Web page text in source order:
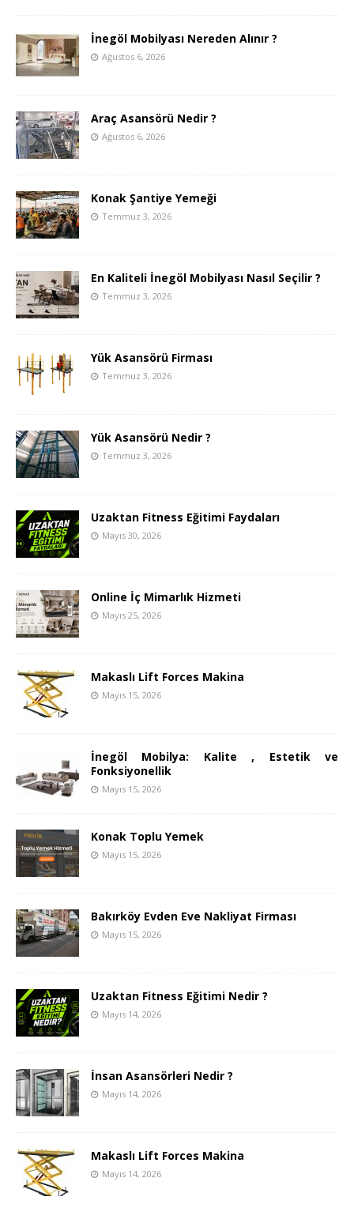
İnegöl Mobilyası Nereden Alınır ?
Ağustos 6, 2026
Araç Asansörü Nedir ?
Ağustos 6, 2026
Konak Şantiye Yemeği
Temmuz 3, 2026
En Kaliteli İnegöl Mobilyası Nasıl Seçilir ?
Temmuz 3, 2026
Yük Asansörü Firması
Temmuz 3, 2026
Yük Asansörü Nedir ?
Temmuz 3, 2026
Uzaktan Fitness Eğitimi Faydaları
Mayıs 30, 2026
Online İç Mimarlık Hizmeti
Mayıs 25, 2026
Makaslı Lift Forces Makina
Mayıs 15, 2026
İnegöl Mobilya: Kalite , Estetik ve
Fonksiyonellik
Mayıs 15, 2026
Konak Toplu Yemek
Mayıs 15, 2026
Bakırköy Evden Eve Nakliyat Firması
Mayıs 15, 2026
Uzaktan Fitness Eğitimi Nedir ?
Mayıs 14, 2026
İnsan Asansörleri Nedir ?
Mayıs 14, 2026
Makaslı Lift Forces Makina
Mayıs 14, 2026